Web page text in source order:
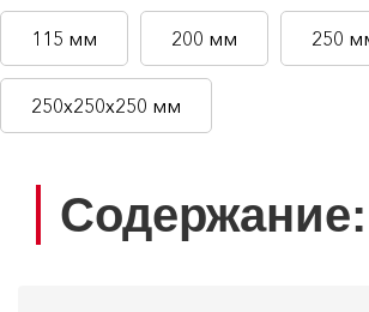
115 мм 200 мм 250
250х250х250 мм
Содержание: